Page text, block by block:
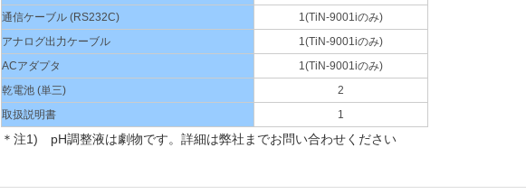
通信ケーブル (RS232C)
1(TiN-9001iのみ)
アナログ出力ケーブル
1(TiN-9001iのみ)
ACアダプタ
1(TiN-9001iのみ)
乾電池 (単三)
2
取扱説明書
1
＊注1) pH調整液は劇物です。詳細は弊社までお問い合わせください